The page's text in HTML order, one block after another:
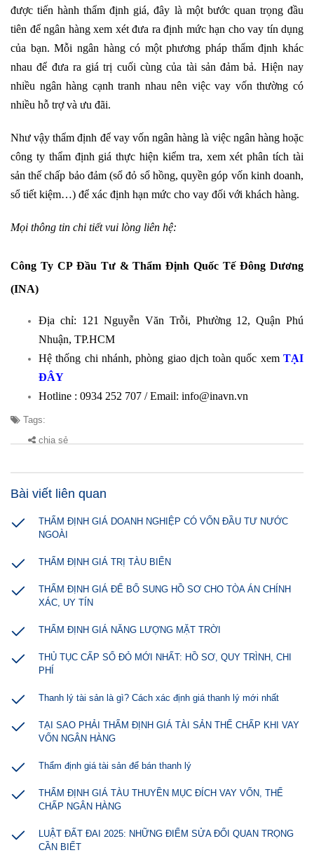
được tiến hành thẩm định giá, đây là một bước quan trọng đầu
tiên để ngân hàng xem xét đưa ra định mức hạn cho vay tín dụng
của bạn. Mỗi ngân hàng có một phương pháp thẩm định khác
nhau để đưa ra giá trị cuối cùng của tài sản đảm bả. Hiện nay
nhiều ngân hàng cạnh tranh nhau nên việc vay vốn thường có
nhiều hỗ trợ và ưu đãi.
Như vậy thẩm định để vay vốn ngân hàng là việc ngân hàng hoặc
công ty thẩm định giá thực hiện kiểm tra, xem xét phân tích tài
sản thế chấp bảo đảm (sổ đỏ sổ hồng, quyền góp vốn kinh doanh,
sổ tiết kiệm…) để xác định hạn mức cho vay đối với khách hàng.
Mọi thông tin chi tiết vui lòng liên hệ:
Công Ty CP Đầu Tư & Thẩm Định Quốc Tế Đông Dương
(INA)
Địa chỉ: 121 Nguyễn Văn Trỗi, Phường 12, Quận Phú
Nhuận, TP.HCM
Hệ thống chi nhánh, phòng giao dịch toàn quốc xem TẠI
ĐÂY
Hotline : 0934 252 707 /Email: info@inavn.vn
Tags:
chia sẻ
Bài viết liên quan
THẨM ĐỊNH GIÁ DOANH NGHIỆP CÓ VỐN ĐẦU TƯ NƯỚC
NGOÀI
THẨM ĐỊNH GIÁ TRỊ TÀU BIỂN
THẨM ĐỊNH GIÁ ĐỂ BỔ SUNG HỒ SƠ CHO TÒA ÁN CHÍNH
XÁC, UY TÍN
THẨM ĐỊNH GIÁ NĂNG LƯỢNG MẶT TRỜI
THỦ TỤC CẤP SỔ ĐỎ MỚI NHẤT: HỒ SƠ, QUY TRÌNH, CHI
PHÍ
Thanh lý tài sản là gì? Cách xác định giá thanh lý mới nhất
TẠI SAO PHẢI THẨM ĐỊNH GIÁ TÀI SẢN THẾ CHẤP KHI VAY
VỐN NGÂN HÀNG
Thẩm định giá tài sản để bán thanh lý
THẨM ĐỊNH GIÁ TÀU THUYỀN MỤC ĐÍCH VAY VỐN, THẾ
CHẤP NGÂN HÀNG
LUẬT ĐẤT ĐAI 2025: NHỮNG ĐIỂM SỬA ĐỔI QUAN TRỌNG
CẦN BIẾT